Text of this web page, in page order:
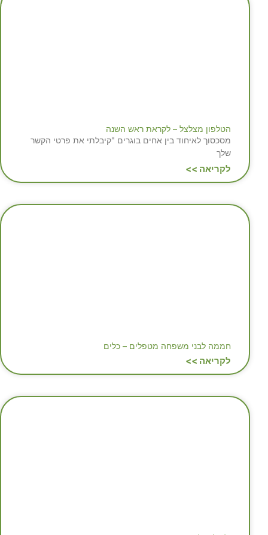
הטלפון מצלצל – לקראת ראש השנה
מסכסוך לאיחוד בין אחים בוגרים "קיבלתי את פרטי הקשר
שלך
לקריאה >>
חממה לבני משפחה מטפלים – כלים
לקריאה >>